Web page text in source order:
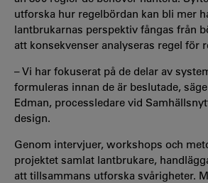
utforska hur regelbördan kan bli mer
lantbrukarnas perspektiv fångas från
att konsekvenser analyseras regel för
– Vi har fokuserat på de delar av
formuleras innan de är beslutade,
Edman, processledare vid
design.
Genom intervjuer, workshops och
projektet samlat lantbrukare,
att tillsammans utforska svårigheter.